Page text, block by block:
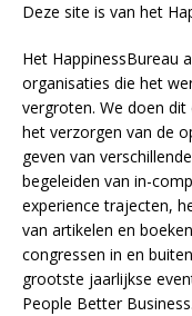
Deze site is van het
Het HappinessBureau
organisaties die het
vergroten. We doen
het verzorgen van de
geven van verschillende
begeleiden van in-
experiencetrajecten,
van artikelen en boeken
congressen in en
grootste jaarlijkse
People Better Business.